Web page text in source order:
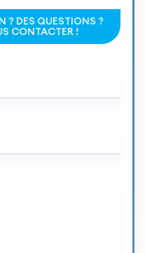
? DES QUESTIONS ?
CONTACTER !